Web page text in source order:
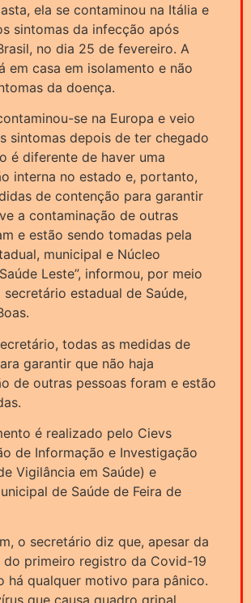
ela se contaminou na Itália e
sintomas da infecção após
no dia 25 de fevereiro. A
em casa em isolamento e não
da doença.
se na Europa e veio
sintomas depois de ter chegado
é diferente de haver uma
interna no estado e, portanto,
de contenção para garantir
a contaminação de outras
e estão sendo tomadas pela
municipal e Núcleo
Leste”, informou, por meio
estadual de Saúde,
todas as medidas de
garantir que não haja
de outras pessoas foram e estão
é realizado pelo Cievs
de Informação e Investigação
Vigilância em Saúde) e
de Saúde de Feira de
o secretário diz que, apesar da
primeiro registro da Covid-19
há qualquer motivo para pânico.